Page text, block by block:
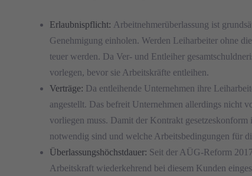
Erlaubnispflicht: Arbeitnehmerüberlassung ist
Genehmigung einholen. Werden Leiharbeiter ohne
teuer werden. Da Ver- und Entleiher
vorlegen, bevor sie Arbeitskräfte entleihen.
Verträge: Da entleihende Unternehmen ihre
angestellt. Das befreit Unternehmen allerdings nicht
vorliegen muss. Damit der Kontrakt
notwendig sind und welche Arbeitsbedingungen für
Überlassungshöchstdauer: Seit der AÜG-Reform
Arbeitskraft wiederkehrend bei diesem Kunden